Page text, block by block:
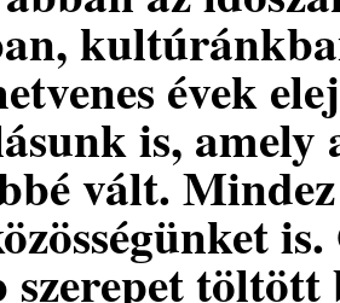
évek
is, amely
vált.
szerepet